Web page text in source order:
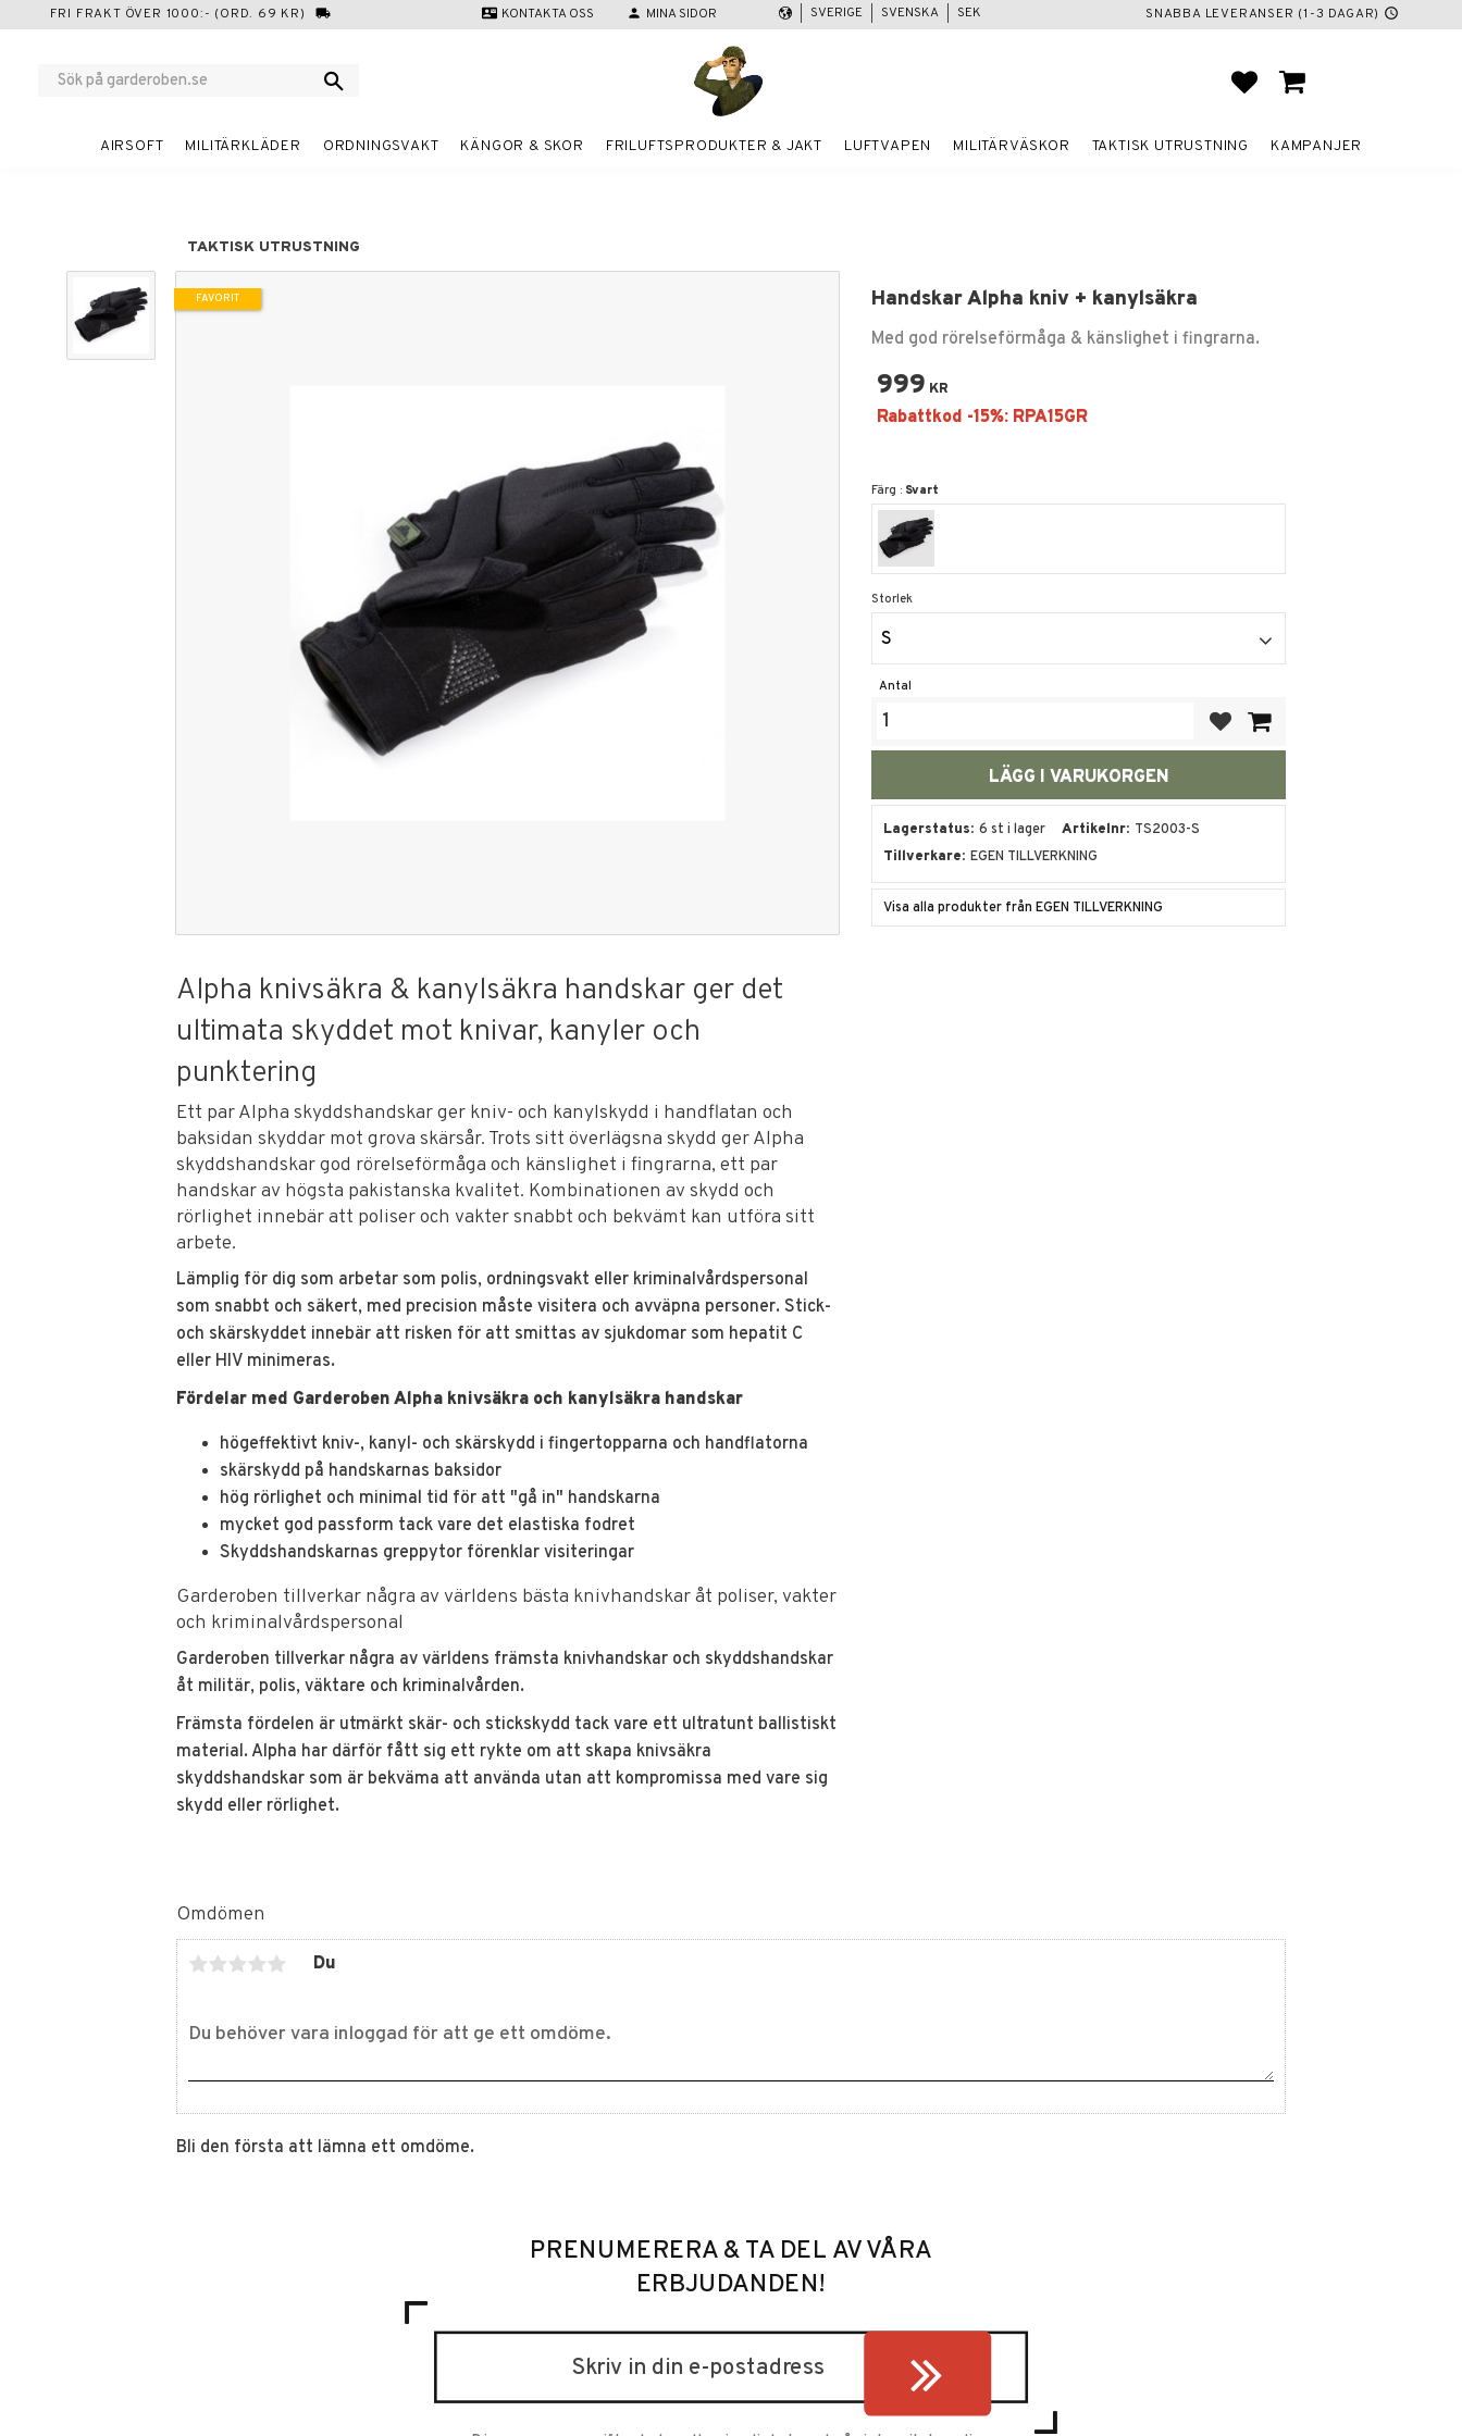
FRI FRAKT ÖVER 1000:- (ORD. 69 KR) local_shipping contact_mail KONTAKTA OSS person MINA SIDOR SNABBA LEVERANSER (1-3 DAGAR) schedule
SVERIGE SVENSKA SEK
FAVORITER
KUNDVAGN
AIRSOFT MILITÄRKLÄDER ORDNINGSVAKT KÄNGOR & SKOR FRILUFTSPRODUKTER & JAKT LUFTVAPEN MILITÄRVÄSKOR TAKTISK UTRUSTNING KAMPANJER
TAKTISK UTRUSTNING
Handskar Alpha kniv + kanylsäkra
Med god rörelseförmåga & känslighet i fingrarna.
FAVORIT
999 KR
Färg : Svart
Storlek
S
Antal
Lagerstatus 6 st i lager Artikelnr TS2003-S
Tillverkare EGEN TILLVERKNING
Visa alla produkter från EGEN TILLVERKNING
Alpha knivsäkra & kanylsäkra handskar ger det
ultimata skyddet mot knivar, kanyler och
punktering
Ett par Alpha skyddshandskar ger kniv- och kanylskydd i handflatan och
baksidan skyddar mot grova skärsår. Trots sitt överlägsna skydd ger Alpha
skyddshandskar god rörelseförmåga och känslighet i fingrarna, ett par
handskar av högsta pakistanska kvalitet. Kombinationen av skydd och
rörlighet innebär att poliser och vakter snabbt och bekvämt kan utföra sitt
arbete.
Lämplig för dig som arbetar som polis, ordningsvakt eller kriminalvårdspersonal
som snabbt och säkert, med precision måste visitera och avväpna personer. Stick-
och skärskyddet innebär att risken för att smittas av sjukdomar som hepatit C
eller HIV minimeras.
Fördelar med Garderoben Alpha knivsäkra och kanylsäkra handskar
högeffektivt kniv-, kanyl- och skärskydd i fingertopparna och handflatorna
skärskydd på handskarnas baksidor
hög rörlighet och minimal tid för att "gå in" handskarna
mycket god passform tack vare det elastiska fodret
Skyddshandskarnas greppytor förenklar visiteringar
Garderoben tillverkar några av världens bästa knivhandskar åt poliser, vakter
och kriminalvårdspersonal
Garderoben tillverkar några av världens främsta knivhandskar och skyddshandskar
åt militär, polis, väktare och kriminalvården.
Främsta fördelen är utmärkt skär- och stickskydd tack vare ett ultratunt ballistiskt
material. Alpha har därför fått sig ett rykte om att skapa knivsäkra
skyddshandskar som är bekväma att använda utan att kompromissa med vare sig
skydd eller rörlighet.
Omdömen
Du
Bli den första att lämna ett omdöme.
PRENUMERERA & TA DEL AV VÅRA
ERBJUDANDEN!